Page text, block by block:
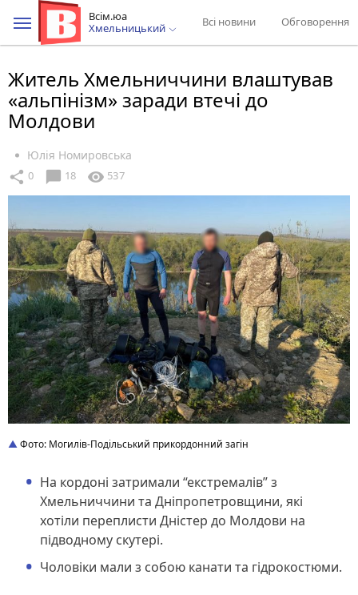
Всім.юа
Хмельницький
Всі новини Обговорення
Житель Хмельниччини влаштував
«альпінізм» заради втечі до
Молдови
Юлія Номировська
share 0 chat_bubble 18 visibility 537
Фото: Могилів-Подільський прикордонний загін
На кордоні затримали “екстремалів” з
Хмельниччини та Дніпропетровщини, які
хотіли переплисти Дністер до Молдови на
підводному скутері.
Чоловіки мали з собою канати та гідрокостюми.